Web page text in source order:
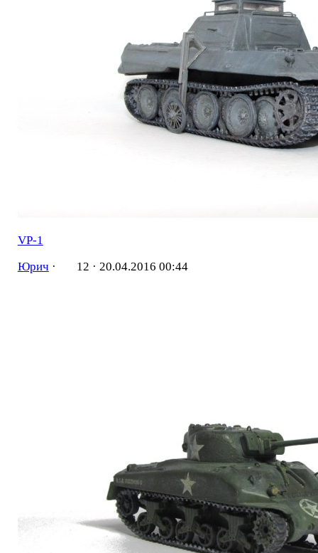
VP-1
Юрич · 12 · 20.04.2016 00:44